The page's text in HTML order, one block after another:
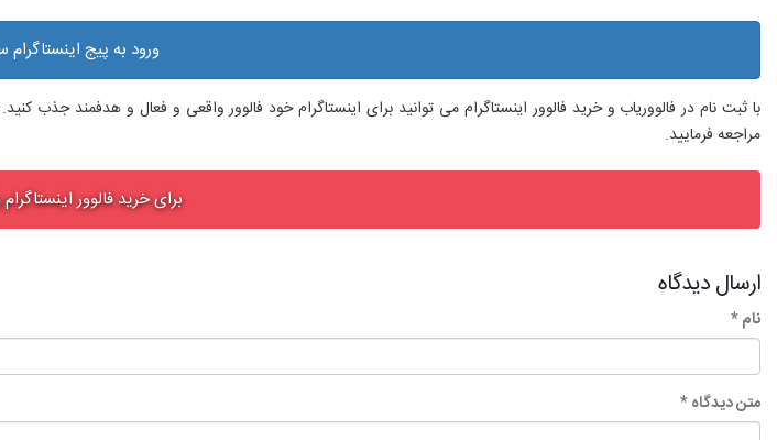
ورود به پیج
با ثبت نام در فالووریاب و خرید فالوور اینستاگرام می توانید برای اینستاگرام خود فالوور واقعی و فعال و هدفمند جذب
مراجعه فرمایید.
برای خرید فالوور
ارسال دیدگاه
نام *
متن دیدگاه *